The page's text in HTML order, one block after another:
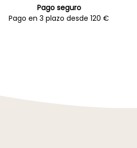
Pago seguro
Pago en 3 plazo desde 120 €